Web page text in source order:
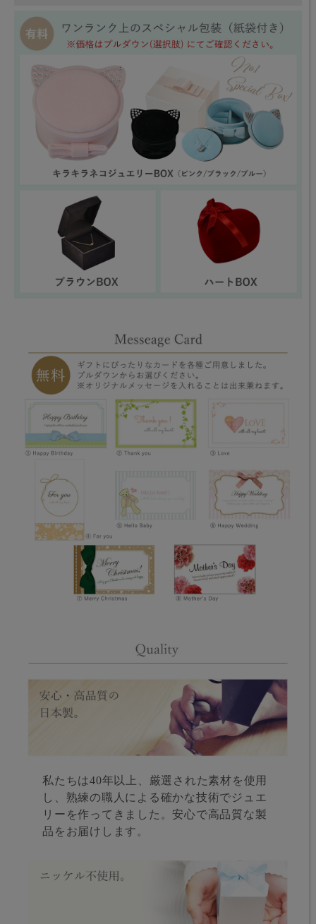
私たちは40年以上、厳選された素材を使用
し、熟練の職人による確かな技術でジュエ
リーを作ってきました。安心で高品質な製
品をお届けします。